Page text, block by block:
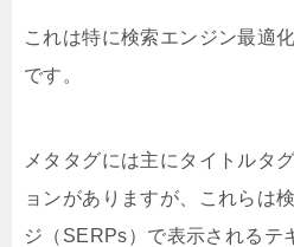
これは特に検索エンジン最適
です。
メタタグには主にタイトルタ
ョンがありますが、これらは
ジ（SERPs）で表示されるテ